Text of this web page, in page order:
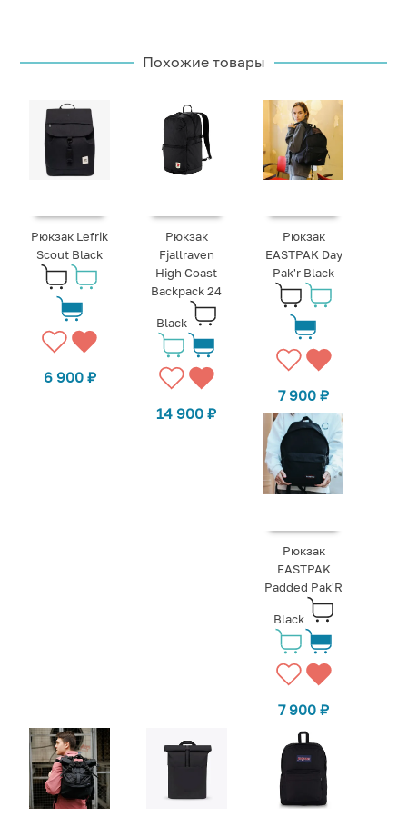
Похожие товары
Рюкзак Lefrik
Scout Black
6 900 ₽
Рюкзак
Fjallraven
High Coast
Backpack 24
Black
14 900₽
Рюкзак
EASTPAK Day
Pak'r Black
7 900₽
Рюкзак
EASTPAK
Padded Pak'R
Black
7 900₽